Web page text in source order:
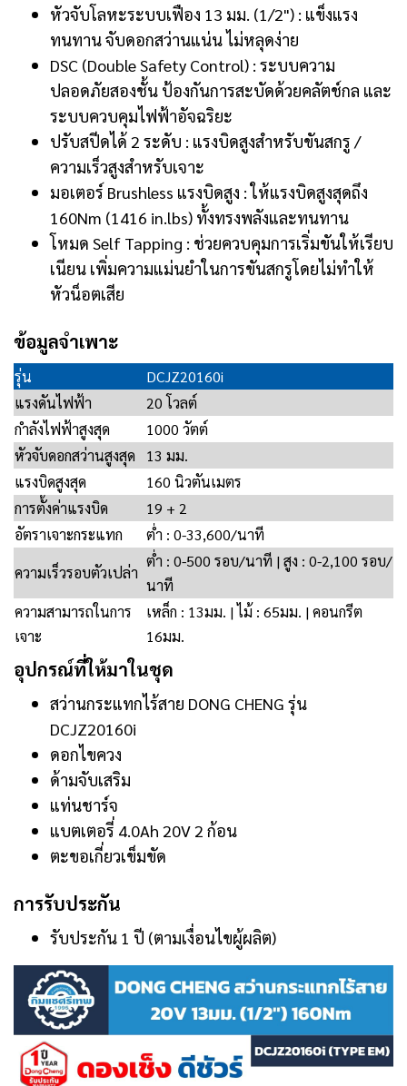
หัวจับโลหะระบบเฟือง 13 มม. (1/2") : แข็งแรง
ทนทาน จับดอกสว่านแน่น ไม่หลุดง่าย
DSC (Double Safety Control) : ระบบความ
ปลอดภัยสองชั้น ป้องกันการสะบัดด้วยคลัตช์กล และ
ระบบควบคุมไฟฟ้าอัจฉริยะ
ปรับสปีดได้ 2 ระดับ : แรงบิดสูงสำหรับขันสกรู /
ความเร็วสูงสำหรับเจาะ
มอเตอร์ Brushless แรงบิดสูง : ให้แรงบิดสูงสุดถึง
160Nm (1416 in.lbs) ทั้งทรงพลังและทนทาน
โหมด Self Tapping : ช่วยควบคุมการเริ่มขันให้เรียบ
เนียน เพิ่มความแม่นยำในการขันสกรูโดยไม่ทำให้
หัวน็อตเสีย
ข้อมูลจำเพาะ
รุ่น
DCJZ20160i
แรงดันไฟฟ้า
20 โวลต์
กำลังไฟฟ้าสูงสุด
1000 วัตต์
หัวจับดอกสว่านสูงสุด
13 มม.
แรงบิดสูงสุด
160 นิวตันเมตร
การตั้งค่าแรงบิด
19 + 2
อัตราเจาะกระแทก
ต่ำ : 0-33,600/นาที
ความเร็วรอบตัวเปล่า
ต่ำ : 0-500 รอบ/นาที | สูง : 0-2,100 รอบ/
นาที
ความสามารถในการ
เจาะ
เหล็ก : 13มม. | ไม้ : 65มม. | คอนกรีต
16มม.
อุปกรณ์ที่ให้มาในชุด
สว่านกระแทกไร้สาย DONG CHENG รุ่น
DCJZ20160i
ดอกไขควง
ด้ามจับเสริม
แท่นชาร์จ
แบตเตอรี่ 4.0Ah 20V 2 ก้อน
ตะขอเกี่ยวเข็มขัด
การรับประกัน
รับประกัน 1 ปี (ตามเงื่อนไขผู้ผลิต)